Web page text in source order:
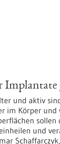
Implantate
und aktiv
im Körper und
sollen
und